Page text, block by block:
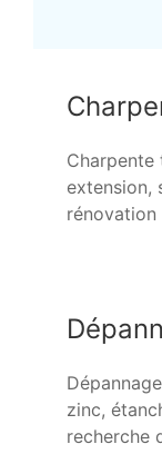
Charpente
extension,
rénovation
zinc,
recherche